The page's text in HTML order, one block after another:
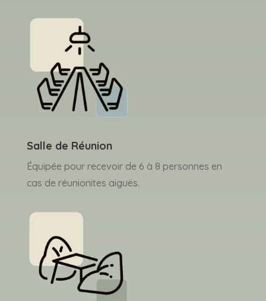
Salle de Réunion
Équipée pour recevoir de 6 à 8 personnes en
cas de réunionites aiguës.